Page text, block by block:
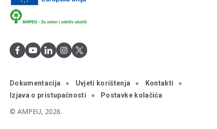
Dokumentacija Uvjeti korištenja
Kontakti
Izjava o pristupačnosti
Postavke kolačića
© AMPEU, 2026.